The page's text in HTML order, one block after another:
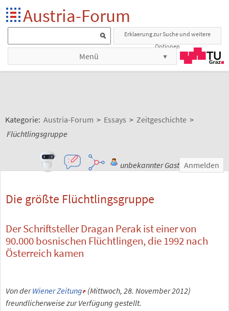
Austria-Forum
Erklaerung zur Suche und weitere
Optionen
Menü
Kategorie: Austria-Forum > Essays > Zeitgeschichte >
Flüchtlingsgruppe
unbekannter Gast Anmelden
Die größte Flüchtlingsgruppe
Der Schriftsteller Dragan Perak ist einer von
90.000 bosnischen Flüchtlingen, die 1992 nach
Österreich kamen
Von derWiener Zeitung (Mittwoch, 28. November 2012)
freundlicherweise zur Verfügung gestellt.